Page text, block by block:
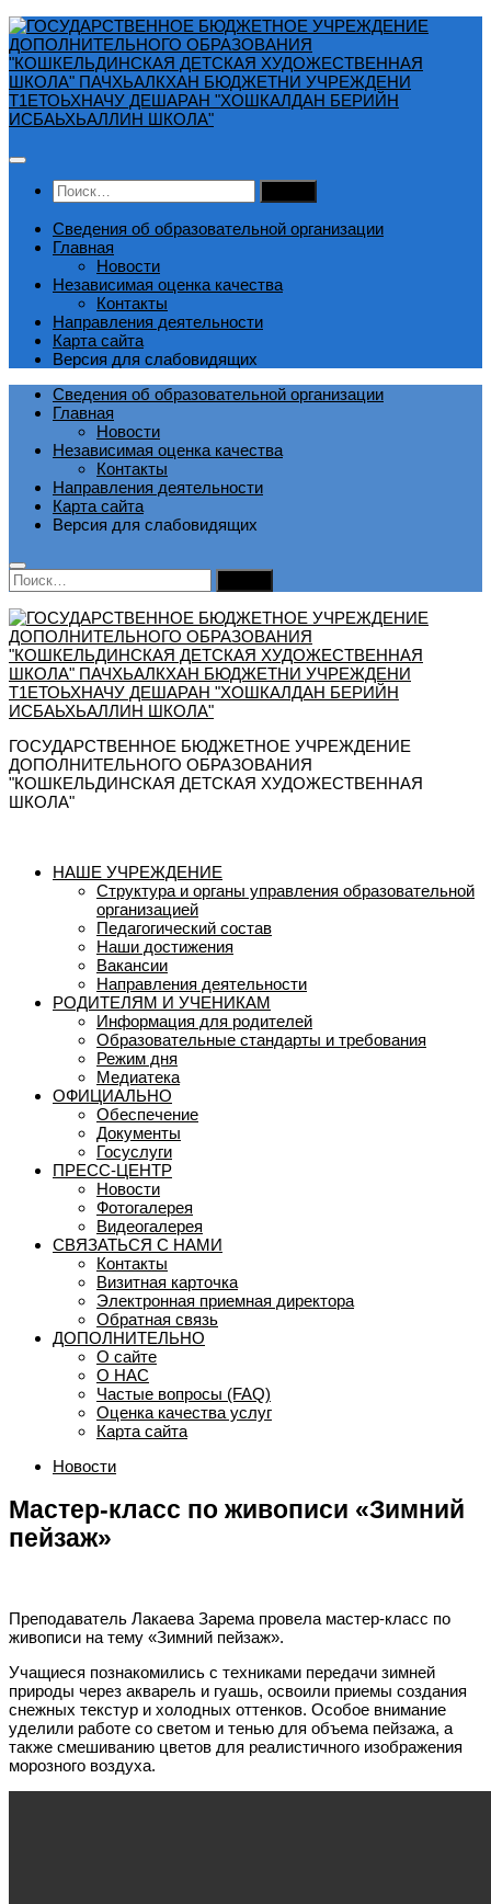
Перейти
к
содержимому
Найти:
Сведения об образовательной организации
Главная
Новости
Независимая оценка качества
Контакты
Направления деятельности
Карта сайта
Версия для слабовидящих
Сведения об образовательной организации
Главная
Новости
Независимая оценка качества
Контакты
Направления деятельности
Карта сайта
Версия для слабовидящих
Найти:
ГОСУДАРСТВЕННОЕ БЮДЖЕТНОЕ УЧРЕЖДЕНИЕ
ДОПОЛНИТЕЛЬНОГО ОБРАЗОВАНИЯ
"КОШКЕЛЬДИНСКАЯ ДЕТСКАЯ ХУДОЖЕСТВЕННАЯ
ШКОЛА"
НАШЕ УЧРЕЖДЕНИЕ
Структура и органы управления образовательной
организацией
Педагогический состав
Наши достижения
Вакансии
Направления деятельности
РОДИТЕЛЯМ И УЧЕНИКАМ
Информация для родителей
Образовательные стандарты и требования
Режим дня
Медиатека
ОФИЦИАЛЬНО
Обеспечение
Документы
Госуслуги
ПРЕСС-ЦЕНТР
Новости
Фотогалерея
Видеогалерея
СВЯЗАТЬСЯ С НАМИ
Контакты
Визитная карточка
Электронная приемная директора
Обратная связь
ДОПОЛНИТЕЛЬНО
О сайте
О НАС
Частые вопросы (FAQ)
Оценка качества услуг
Карта сайта
Новости
Мастер-класс по живописи «Зимний
пейзаж»
Преподаватель Лакаева Зарема провела мастер-класс по
живописи на тему «Зимний пейзаж».
Учащиеся познакомились с техниками передачи зимней
природы через акварель и гуашь, освоили приемы создания
снежных текстур и холодных оттенков. Особое внимание
уделили работе со светом и тенью для объема пейзажа, а
также смешиванию цветов для реалистичного изображения
морозного воздуха.